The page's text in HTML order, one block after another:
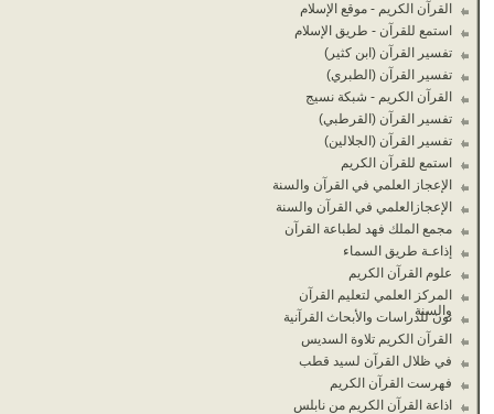
القرآن الكريم - موقع الإسلام
استمع للقرآن - طريق الإسلام
تفسير القرآن (ابن كثير)
تفسير القرآن (الطبري)
القرآن الكريم - شبكة نسيج
تفسير القرآن (القرطبي)
تفسير القرآن (الجلالين)
استمع للقرآن الكريم
الإعجاز العلمي في القرآن والسنة
الإعجازالعلمي في القرآن والسنة
مجمع الملك فهد لطباعة القرآن
إذاعـة طريق السماء
علوم القرآن الكريم
المركز العلمي لتعليم القرآن
والسنة
نون للدراسات والأبحاث القرآنية
القرآن الكريم تلاوة السديس
في ظلال القرآن لسيد قطب
فهرست القرآن الكريم
اذاعة القرآن الكريم من نابلس